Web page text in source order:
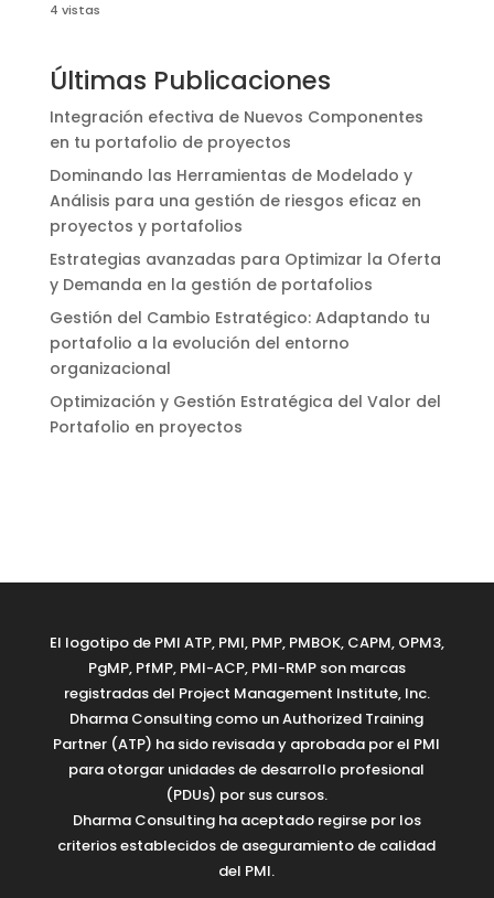
4 vistas
Últimas Publicaciones
Integración efectiva de Nuevos Componentes
en tu portafolio de proyectos
Dominando las Herramientas de Modelado y
Análisis para una gestión de riesgos eficaz en
proyectos y portafolios
Estrategias avanzadas para Optimizar la Oferta
y Demanda en la gestión de portafolios
Gestión del Cambio Estratégico: Adaptando tu
portafolio a la evolución del entorno
organizacional
Optimización y Gestión Estratégica del Valor del
Portafolio en proyectos
El logotipo de PMI ATP, PMI, PMP, PMBOK, CAPM, OPM3,
PgMP, PfMP, PMI-ACP, PMI-RMP son marcas
registradas del Project Management Institute, Inc.
Dharma Consulting como un Authorized Training
Partner (ATP) ha sido revisada y aprobada por el PMI
para otorgar unidades de desarrollo profesional
(PDUs) por sus cursos.
Dharma Consulting ha aceptado regirse por los
criterios establecidos de aseguramiento de calidad
del PMI.